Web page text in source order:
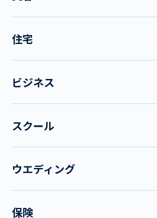
住宅
ビジネス
スクール
ウエディング
保険